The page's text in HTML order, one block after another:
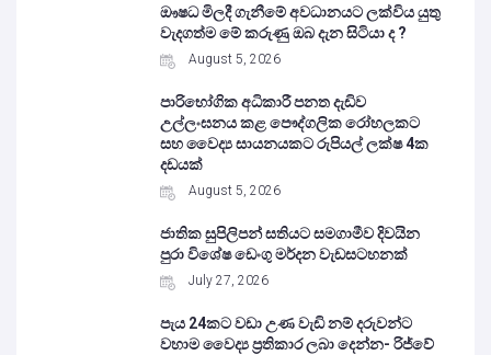
ඖෂධ මිලදී ගැනීමේ අවධානයට ලක්විය යුතු
වැදගත්ම මේ කරුණු ඔබ දැන සිටියා ද ?
August 5, 2026
පාරිභෝගික අධිකාරී පනත දැඩිව
උල්ලංඝනය කළ පෞද්ගලික රෝහලකට
සහ වෛද්‍ය සායනයකට රුපියල් ලක්ෂ 4ක
දඩයක්
August 5, 2026
ජාතික සුපිලිපන් සතියට සමගාමීව දිවයින
පුරා විශේෂ ඩෙංගු මර්දන වැඩසටහනක්
July 27, 2026
පැය 24කට වඩා උණ වැඩි නම් දරුවන්ට
වහාම වෛද්‍ය ප්‍රතිකාර ලබා දෙන්න- රිජ්වේ